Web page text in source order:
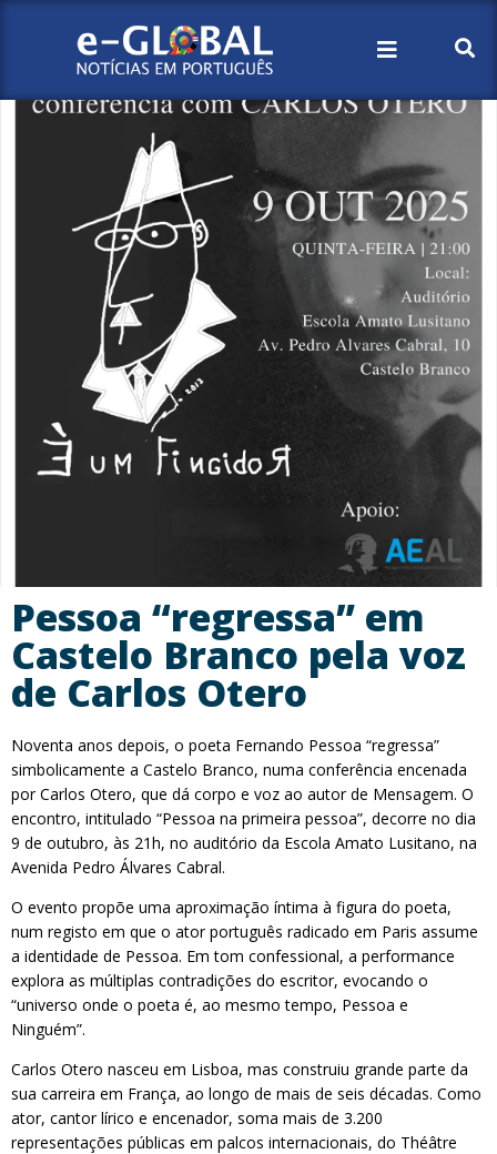
Pessoa “regressa” em
Castelo Branco pela voz
de Carlos Otero
Noventa anos depois, o poeta Fernando Pessoa “regressa”
simbolicamente a Castelo Branco, numa conferência encenada
por Carlos Otero, que dá corpo e voz ao autor de Mensagem. O
encontro, intitulado “Pessoa na primeira pessoa”, decorre no dia
9 de outubro, às 21h, no auditório da Escola Amato Lusitano, na
Avenida Pedro Álvares Cabral.
O evento propõe uma aproximação íntima à figura do poeta,
num registo em que o ator português radicado em Paris assume
a identidade de Pessoa. Em tom confessional, a performance
explora as múltiplas contradições do escritor, evocando o
“universo onde o poeta é, ao mesmo tempo, Pessoa e
Ninguém”.
Carlos Otero nasceu em Lisboa, mas construiu grande parte da
sua carreira em França, ao longo de mais de seis décadas. Como
ator, cantor lírico e encenador, soma mais de 3.200
representações públicas em palcos internacionais, do Théâtre